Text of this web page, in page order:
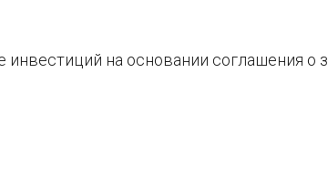
на основании соглашения о